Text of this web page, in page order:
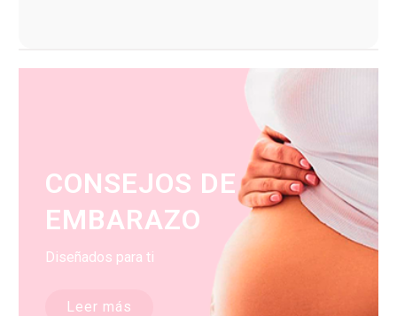
CONSEJOS DE
EMBARAZO
Diseñados para ti
Leer más